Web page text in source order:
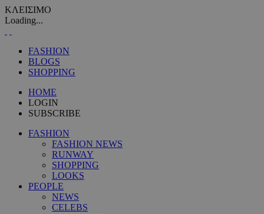
ΚΛΕΙΣΙΜΟ
Loading...
FASHION
BLOGS
SHOPPING
HOME
LOGIN
SUBSCRIBE
FASHION
FASHION NEWS
RUNWAY
SHOPPING
LOOKS
PEOPLE
NEWS
CELEBS